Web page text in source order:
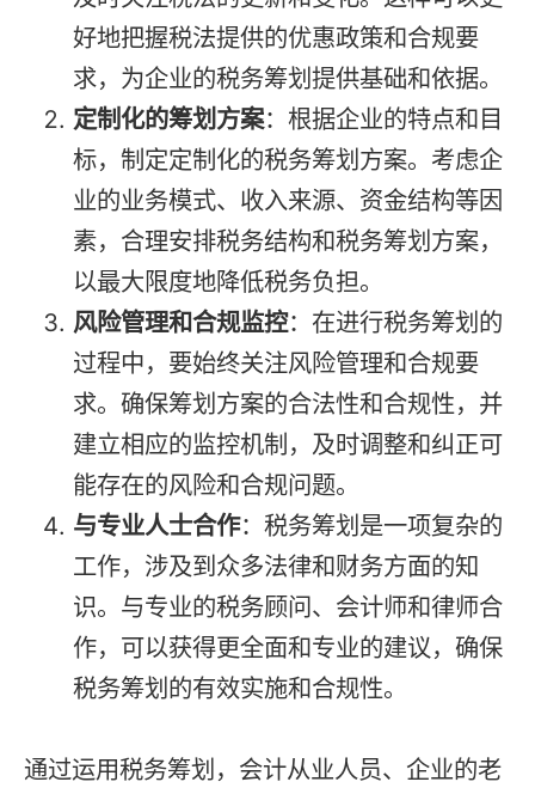
好地把握税法提供的优惠政策和合规要
求，为企业的税务筹划提供基础和依据。
定制化的筹划方案：根据企业的特点和目
标，制定定制化的税务筹划方案。考虑企
业的业务模式、收入来源、资金结构等因
素，合理安排税务结构和税务筹划方案，
以最大限度地降低税务负担。
风险管理和合规监控：在进行税务筹划的
过程中，要始终关注风险管理和合规要
求。确保筹划方案的合法性和合规性，并
建立相应的监控机制，及时调整和纠正可
能存在的风险和合规问题。
与专业人士合作：税务筹划是一项复杂的
工作，涉及到众多法律和财务方面的知
识。与专业的税务顾问、会计师和律师合
作，可以获得更全面和专业的建议，确保
税务筹划的有效实施和合规性。
通过运用税务筹划，会计从业人员、企业的老